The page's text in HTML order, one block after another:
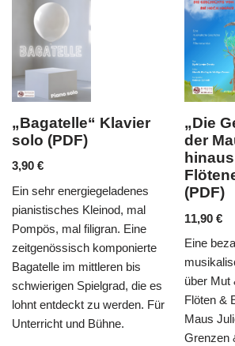
mal
Eine
bis
die es
Für
„Die Geschichte von
der Maus, die hoch
hinaus wollte“ für
Flötenensemble
(PDF)
11,90€
Eine bezaubernde
musikalische Geschichte
über Mut & Freundschaft für 3
Flöten & Erzähler. Die kleine
Maus Juliette überwindet
Grenzen & schließt neue